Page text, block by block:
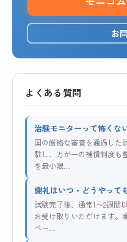
お
よくある質問
治験モニターって怖くな
国の厳格な審査を通過した
駐し、万が一の補償制度も
を最小限…
謝礼はいつ・どうやって
試験完了後、通常1〜2週間
お受け取りいただけます。
ペー…